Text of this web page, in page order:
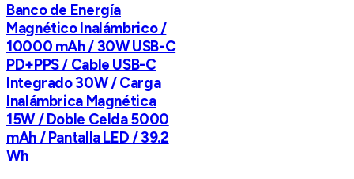
Banco de Energía
Magnético Inalámbrico /
10000 mAh / 30W USB-C
PD+PPS / Cable USB-C
Integrado 30W / Carga
Inalámbrica Magnética
15W / Doble Celda 5000
mAh / Pantalla LED / 39.2
Wh